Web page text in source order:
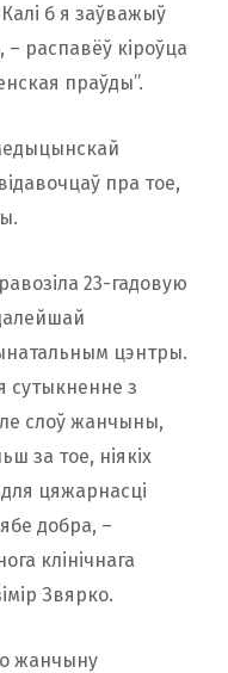
б я заўважыў
– распавёў кіроўца
праўды”.
пра тое,
23-гадовую
цэнтры.
сутыкненне з
слоў жанчыны,
за тое, ніякіх
цяжарнасці
добра, –
клінічнага
Звярко.
жанчыну